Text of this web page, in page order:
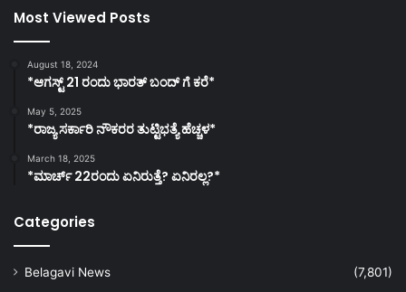
Most Viewed Posts
August 18, 2024
*ಆಗಸ್ಟ್ 21 ರಂದು ಭಾರತ್‌ ಬಂದ್‌ ಗೆ ಕರೆ*
May 5, 2025
*ರಾಜ್ಯ ಸರ್ಕಾರಿ ನೌಕರರ ತುಟ್ಟಿಭತ್ಯೆ ಹೆಚ್ಚಳ*
March 18, 2025
*ಮಾರ್ಚ್ 22ರಂದು ಏನಿರುತ್ತೆ? ಏನಿರಲ್ಲ?*
Categories
Belagavi News
(7,801)